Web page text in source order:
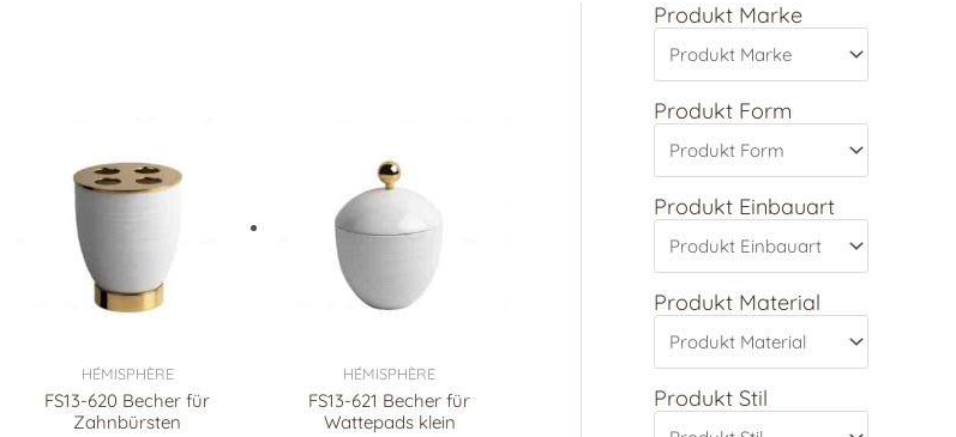
HÉMISPHÈRE
FS13-620 Becher für
Zahnbürsten
HÉMISPHÈRE
FS13-621 Becher für
Wattepads klein
Produkt Marke
Produkt Form
Produkt Einbauart
Produkt Material
Produkt Stil